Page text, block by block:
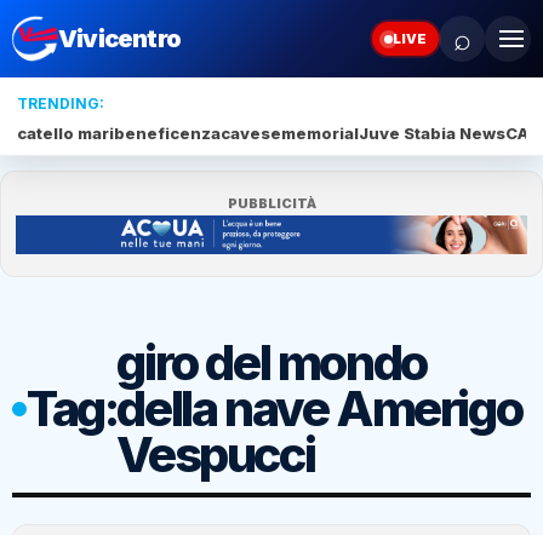
Vivicentro LIVE ⌕
TRENDING:
catello maribeneficenzacavesememorialJuve Stabia News
PUBBLICITÀ
Tag:
giro del mondo
della nave Amerigo
Vespucci